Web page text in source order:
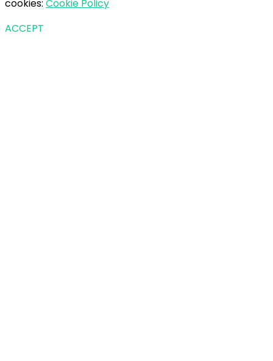
cookies: Cookie Policy
ACCEPT